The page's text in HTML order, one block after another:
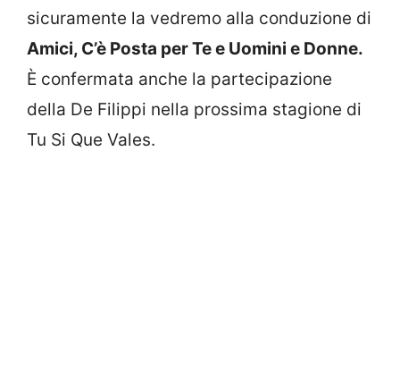
sicuramente la vedremo alla conduzione di
Amici, C’è Posta per Te e Uomini e Donne.
È confermata anche la partecipazione
della De Filippi nella prossima stagione di
Tu Si Que Vales.